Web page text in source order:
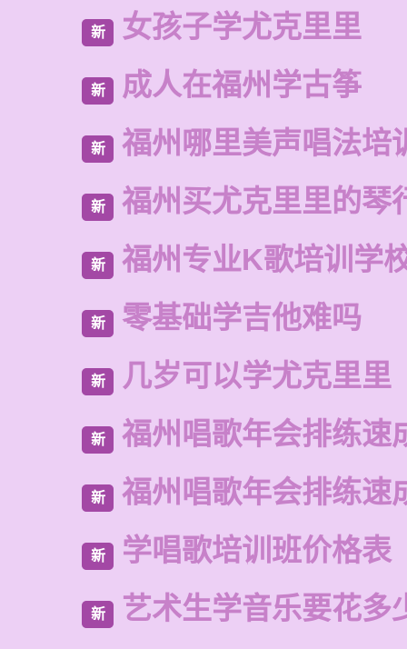
新 女孩子学尤克里里
新 成人在福州学古筝
新 福州哪里美声唱法培
新 福州买尤克里里的琴
新 福州专业K歌培训学
新 零基础学吉他难吗
新 几岁可以学尤克里里
新 福州唱歌年会排练速
新 福州唱歌年会排练速
新 学唱歌培训班价格表
新 艺术生学音乐要花多